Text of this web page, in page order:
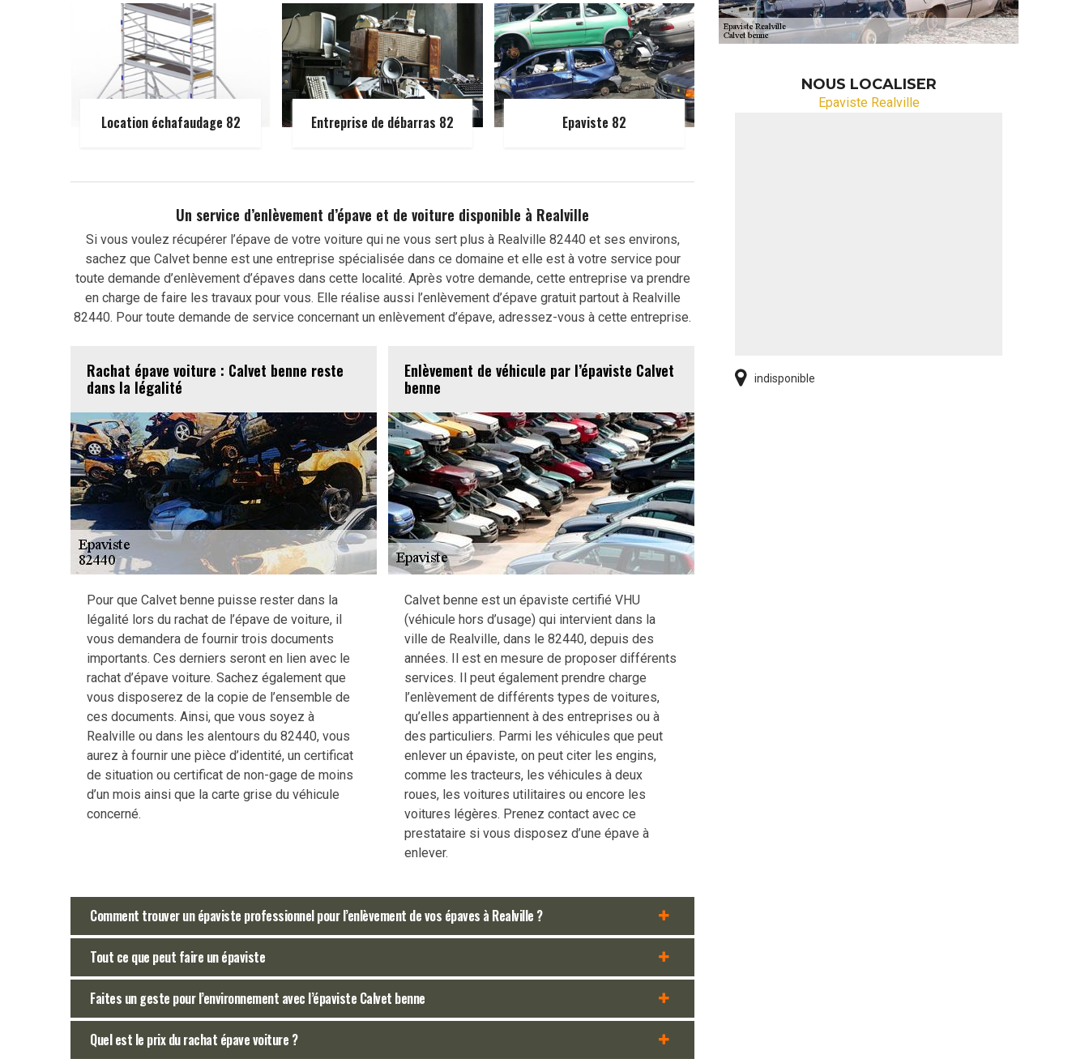
Location échafaudage 82 Entreprise de débarras 82 Epaviste 82
Un service d’enlèvement d’épave et de voiture disponible à Realville
Si vous voulez récupérer l’épave de votre voiture qui ne vous sert plus à Realville 82440 et ses environs,
sachez que Calvet benne est une entreprise spécialisée dans ce domaine et elle est à votre service pour
toute demande d’enlèvement d’épaves dans cette localité. Après votre demande, cette entreprise va prendre
en charge de faire les travaux pour vous. Elle réalise aussi l’enlèvement d’épave gratuit partout à Realville
82440. Pour toute demande de service concernant un enlèvement d’épave, adressez-vous à cette entreprise.
Rachat épave voiture : Calvet benne reste
dans la légalité
Pour que Calvet benne puisse rester dans la
légalité lors du rachat de l’épave de voiture, il
vous demandera de fournir trois documents
importants. Ces derniers seront en lien avec le
rachat d’épave voiture. Sachez également que
vous disposerez de la copie de l’ensemble de
ces documents. Ainsi, que vous soyez à
Realville ou dans les alentours du 82440, vous
aurez à fournir une pièce d’identité, un certificat
de situation ou certificat de non-gage de moins
d’un mois ainsi que la carte grise du véhicule
concerné.
Enlèvement de véhicule par l’épaviste Calvet
benne
Calvet benne est un épaviste certifié VHU
(véhicule hors d’usage) qui intervient dans la
ville de Realville, dans le 82440, depuis des
années. Il est en mesure de proposer différents
services. Il peut également prendre charge
l’enlèvement de différents types de voitures,
qu’elles appartiennent à des entreprises ou à
des particuliers. Parmi les véhicules que peut
enlever un épaviste, on peut citer les engins,
comme les tracteurs, les véhicules à deux
roues, les voitures utilitaires ou encore les
voitures légères. Prenez contact avec ce
prestataire si vous disposez d’une épave à
enlever.
Comment trouver un épaviste professionnel pour l’enlèvement de vos épaves à Realville ?
Tout ce que peut faire un épaviste
Faites un geste pour l’environnement avec l’épaviste Calvet benne
Quel est le prix du rachat épave voiture ?
NOUS LOCALISER
Epaviste Realville
indisponible